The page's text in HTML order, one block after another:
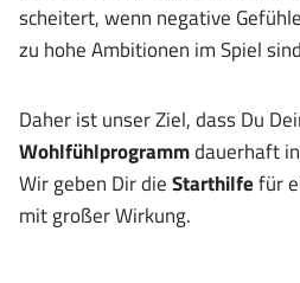
scheitert, wenn negative
zu hohe Ambitionen im Spiel
Daher ist unser Ziel, dass Du
Wohlfühlprogrammdauerhaft
Wir geben Dir dieStarthilfefür
mit großer Wirkung.